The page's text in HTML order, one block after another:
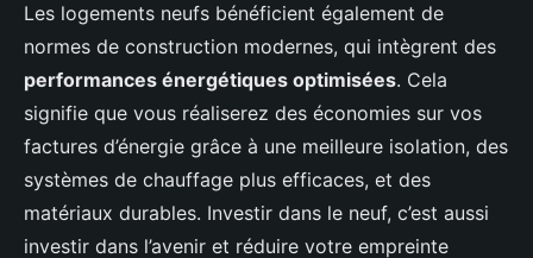
Les logements neufs bénéficient également de
normes de construction modernes, qui intègrent des
performances énergétiques optimisées. Cela
signifie que vous réaliserez des économies sur vos
factures d’énergie grâce à une meilleure isolation, des
systèmes de chauffage plus efficaces, et des
matériaux durables. Investir dans le neuf, c’est aussi
investir dans l’avenir et réduire votre empreinte